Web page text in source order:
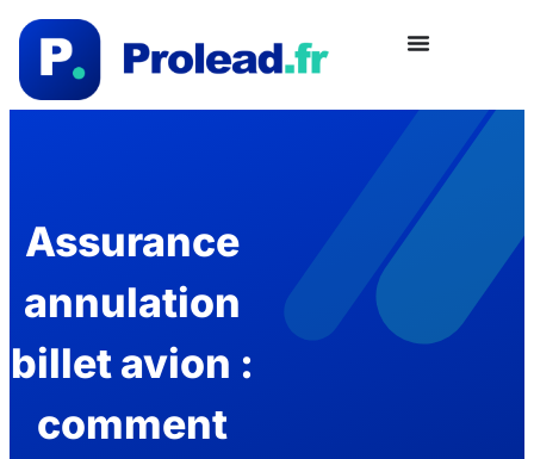
Assurance
annulation
billet avion :
comment